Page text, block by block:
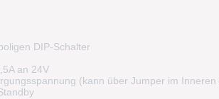
DIP-Schalter
an 24V
(kann über Jumper im